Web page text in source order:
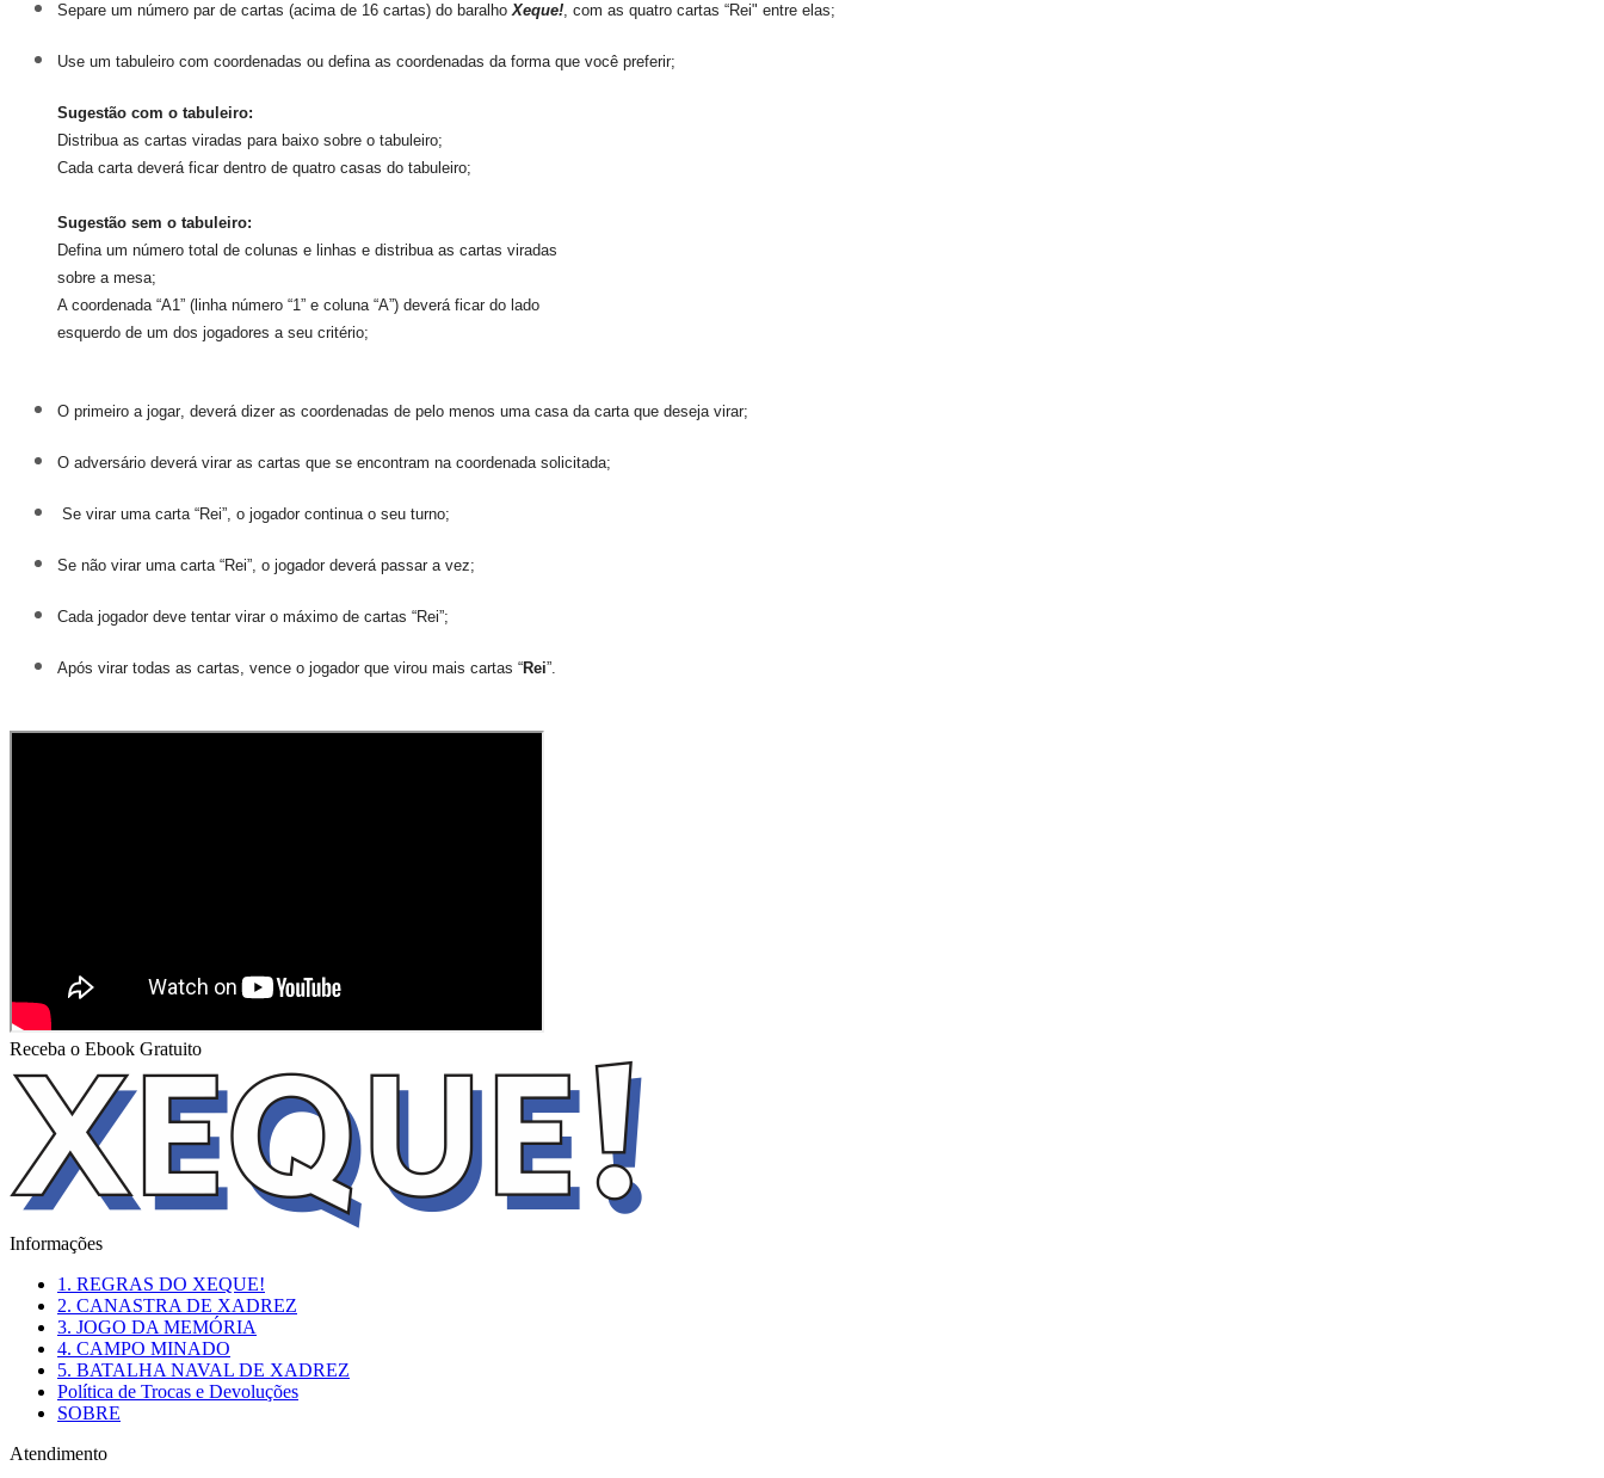
Separe um número par de cartas (acima de 16 cartas) do baralhoXeque!, com as quatro cartas “Rei" entre elas;
Use um tabuleiro com coordenadas ou defina as coordenadas da forma que você preferir;
Sugestão com o tabuleiro:
Distribua as cartas viradas para baixo sobre o tabuleiro;
Cada carta deverá ficar dentro de quatro casas do tabuleiro;
Sugestão sem o tabuleiro:
Defina um número total de colunas e linhas e distribua as cartas viradas
sobre a mesa;
A coordenada “A1” (linha número “1” e coluna “A”) deverá ficar do lado
esquerdo de um dos jogadores a seu critério;
O primeiro a jogar, deverá dizer as coordenadas de pelo menos uma casa da carta que deseja virar;
O adversário deverá virar as cartas que se encontram na coordenada solicitada;
Se virar uma carta “Rei”, o jogador continua o seu turno;
Se não virar uma carta “Rei”, o jogador deverá passar a vez;
Cada jogador deve tentar virar o máximo de cartas “Rei”;
Após virar todas as cartas, vence o jogador que virou mais cartas “Rei”.
Receba o Ebook Gratuito
Informações
1. REGRAS DO XEQUE!
2. CANASTRA DE XADREZ
3. JOGO DA MEMÓRIA
4. CAMPO MINADO
5. BATALHA NAVAL DE XADREZ
Política de Trocas e Devoluções
SOBRE
Atendimento